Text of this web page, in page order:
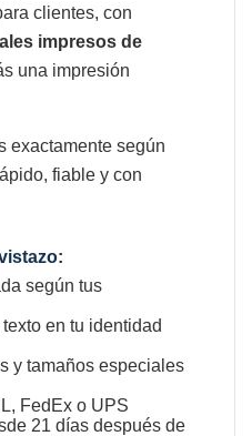
clientes, con
impresos de
una impresión
exactamente según
fiable y con
según tus
en tu identidad
y tamaños especiales
FedEx o UPS
21 días después de